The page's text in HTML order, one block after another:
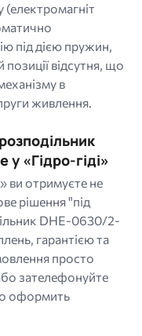
під дією пружин,
відсутня, що
в
живлення.
«Гідро-гіді»
ви отримуєте не
рішення "під
DHE-0630/2-
гарантією та
просто
зателефонуйте
оформить